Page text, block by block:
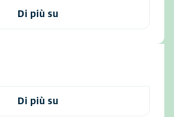
Di più su
Di più su